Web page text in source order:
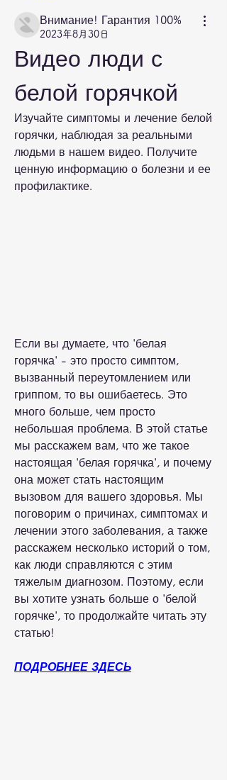
Внимание! Гарантия 100%
2023年8月30日
Видео люди с
белой горячкой
Изучайте симптомы и лечение белой
горячки, наблюдая за реальными
людьми в нашем видео. Получите
ценную информацию о болезни и ее
профилактике.
Если вы думаете, что 'белая
горячка' - это просто симптом,
вызванный переутомлением или
гриппом, то вы ошибаетесь. Это
много больше, чем просто
небольшая проблема. В этой статье
мы расскажем вам, что же такое
настоящая 'белая горячка', и почему
она может стать настоящим
вызовом для вашего здоровья. Мы
поговорим о причинах, симптомах и
лечении этого заболевания, а также
расскажем несколько историй о том,
как люди справляются с этим
тяжелым диагнозом. Поэтому, если
вы хотите узнать больше о 'белой
горячке', то продолжайте читать эту
статью!
ПОДРОБНЕЕ ЗДЕСЬ